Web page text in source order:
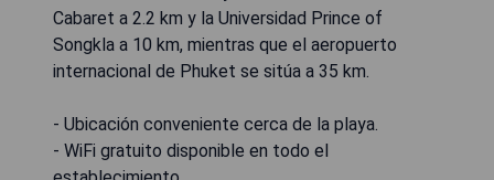
Cabaret a 2.2 km y la Universidad Prince of
Songkla a 10 km, mientras que el aeropuerto
internacional de Phuket se sitúa a 35 km.
- Ubicación conveniente cerca de la playa.
- WiFi gratuito disponible en todo el